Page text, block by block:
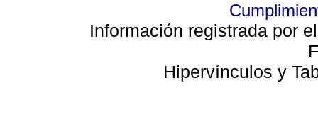
Información registrada por
Hipervínculos y